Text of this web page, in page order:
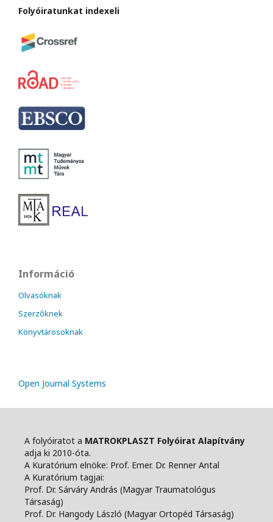
Folyóiratunkat indexeli
Információ
Olvasóknak
Szerzőknek
Könyvtárosoknak
Open Journal Systems
A folyóiratot a MATROKPLASZT Folyóirat Alapítvány
adja ki 2010-óta.
A Kuratórium elnöke: Prof. Emer. Dr. Renner Antal
A Kuratórium tagjai:
Prof. Dr. Sárváry András (Magyar Traumatológus
Társaság)
Prof. Dr. Hangody László (Magyar Ortopéd Társaság)